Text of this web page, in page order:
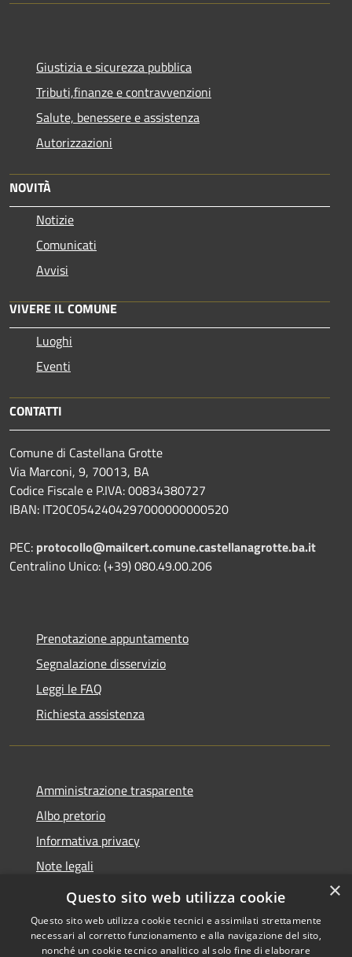
Giustizia e sicurezza pubblica
Tributi,finanze e contravvenzioni
Salute, benessere e assistenza
Autorizzazioni
NOVITÀ
Notizie
Comunicati
Avvisi
VIVERE IL COMUNE
Luoghi
Eventi
CONTATTI
Comune di Castellana Grotte
Via Marconi, 9, 70013, BA
Codice Fiscale e P.IVA: 00834380727
IBAN: IT20C0542404297000000000520
PEC: protocollo@mailcert.comune.castellanagrotte.ba.it
Centralino Unico: (+39) 080.49.00.206
Prenotazione appuntamento
Segnalazione disservizio
Leggi le FAQ
Richiesta assistenza
Amministrazione trasparente
Albo pretorio
Informativa privacy
Note legali
Dichiarazione di accessibilità
×
Questo sito web utilizza cookie
Questo sito web utilizza cookie tecnici e assimilati strettamente
necessari al corretto funzionamento e alla navigazione del sito,
nonché un cookie tecnico analitico al solo fine di elaborare